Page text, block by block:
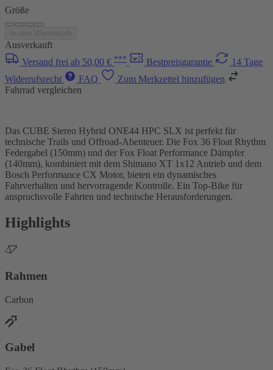
Größe
Ausverkauft
Versand frei ab 50,00 € *** Bestpreisgarantie
14 Tage
Widerrufsrecht
FAQ
Zum Merkzettel hinzufügen
Fahrrad vergleichen
Das CUBE Stereo Hybrid ONE44 HPC SLX ist perfekt für
technische Trails und Offroad-Abenteuer. Die Fox 36 Float Rhythm
Federgabel (150mm) und der Fox Float Performance Dämpfer
(140mm), kombiniert mit dem Shimano XT 1x12 Antrieb und dem
Bosch Performance CX Motor, bieten ein dynamisches
Fahrverhalten und hervorragende Kontrolle. Ein Top-Bike für
anspruchsvolle Fahrten und technische Herausforderungen.
Highlights
Rahmen
Carbon
Gabel